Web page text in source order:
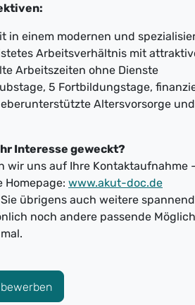
in einem modernen und
Arbeitsverhältnis mit
Arbeitszeiten ohne Dienste
5 Fortbildungstage,
Altersvorsorge
Interesse geweckt?
wir uns auf Ihre
Homepage: www.akut-doc.de
übrigens auch weitere
noch andere passende